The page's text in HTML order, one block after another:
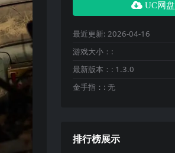
UC网盘
最近更新: 2026-04-16
游戏大小：:
最新版本：: 1.3.0
金手指：: 无
排行榜展示